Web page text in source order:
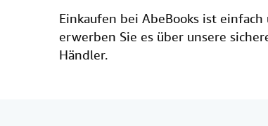
Einkaufen bei AbeBooks ist
erwerben Sie es über unsere
Händler.